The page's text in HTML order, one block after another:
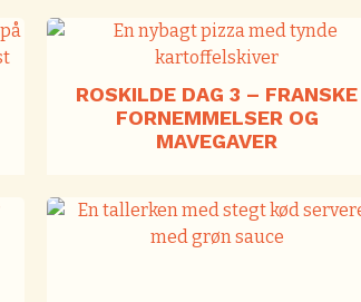
ROSKILDE DAG 3 – FRANSKE
FORNEMMELSER OG
MAVEGAVER